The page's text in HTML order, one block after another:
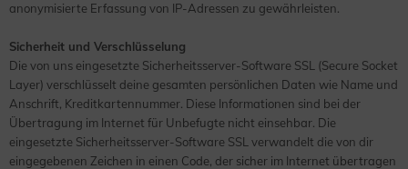
anonymisierte Erfassung von IP-Adressen zu gewährleisten.
Sicherheit und Verschlüsselung
Die von uns eingesetzte Sicherheitsserver-Software SSL (Secure Socket
Layer) verschlüsselt deine gesamten persönlichen Daten wie Name und
Anschrift, Kreditkartennummer. Diese Informationen sind bei der
Übertragung im Internet für Unbefugte nicht einsehbar. Die
eingesetzte Sicherheitsserver-Software SSL verwandelt die von dir
eingegebenen Zeichen in einen Code, der sicher im Internet übertragen